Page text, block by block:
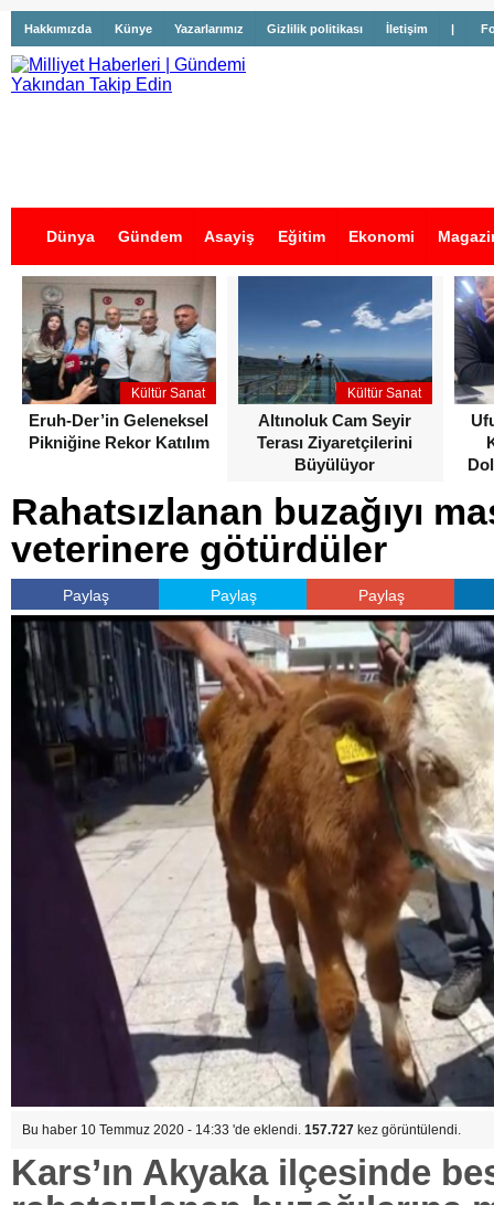
Hakkımızda Künye Yazarlarımız Gizlilik politikası İletişim |
Dünya Gündem Asayiş Eğitim Ekonomi
İş İlanları
Kültür Sanat
Eruh-Der’in Geleneksel
Pikniğine Rekor Katılım
Kültür Sanat
Altınoluk Cam Seyir
Terası Ziyaretçilerini
Büyülüyor
Rahatsızlanan buzağıyı
veterinere götürdüler
Paylaş Paylaş Paylaş
Bu haber 10 Temmuz 2020 - 14:33 'de eklendi. 157.727 kez görüntülendi.
Kars’ın Akyaka ilçesinde